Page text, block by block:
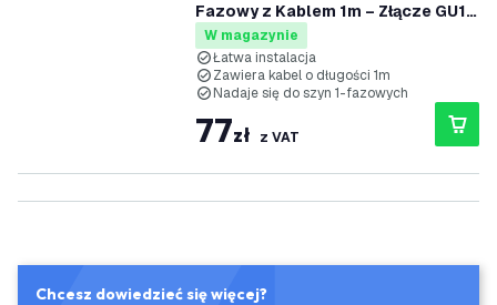
Fazowy z Kablem 1m – Złącze GU10
– Biały
W magazynie
Łatwa instalacja
Zawiera kabel o długości 1m
Nadaje się do szyn 1-fazowych
77zł z VAT
Chcesz dowiedzieć się więcej?